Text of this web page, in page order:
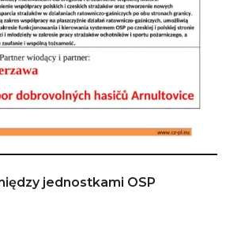
jednostkami OSP